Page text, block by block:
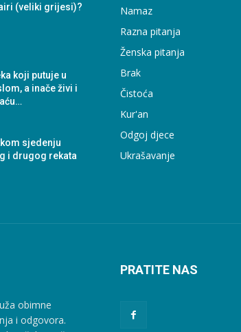
(veliki grijesi)?
koji putuje u
a inače živi i
sjedenju
i drugog rekata
Namaz
Razna pitanja
Ženska pitanja
Brak
Čistoća
Kur'an
Odgoj djece
Ukrašavanje
obimne
i odgovora.
PRATITE NAS